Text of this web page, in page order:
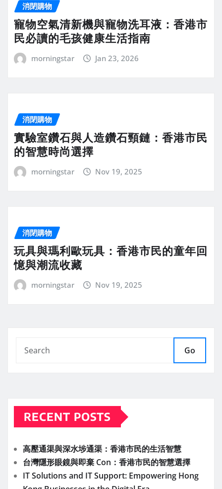
消閉購物
寵物空氣清新機與寵物洗耳液：香港市
民必讀的毛孩健康生活指南
morningstar Jan 23, 2026
消閉購物
實驗室鑽石與人造鑽石頸鏈：香港市民
的智慧時尚選擇
morningstar Nov 19, 2025
消閉購物
玩具與瑪利歐玩具：香港市民的童年回
憶與潮流收藏
morningstar Nov 19, 2025
Go
RECENT POSTS
高壓通渠與深水埗通渠：香港市民的生活智慧
台灣隱形眼鏡與即棄 Con：香港市民的智慧選擇
IT Solutions and IT Support: Empowering Hong